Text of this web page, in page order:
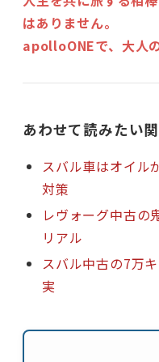
はありません。
apolloONEで、大人
あわせて読みたい
スバル車はオイル
対策
レヴォーグ中古の
リアル
スバル中古の7万
実